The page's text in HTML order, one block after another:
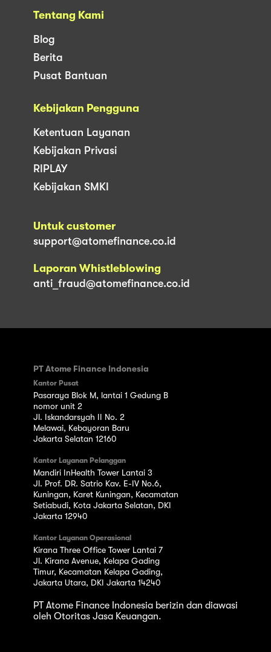
Tentang Kami
Blog
Berita
Pusat Bantuan
Kebijakan Pengguna
Ketentuan Layanan
Kebijakan Privasi
RIPLAY
Kebijakan SMKI
Untuk customer
support@atomefinance.co.id
Laporan Whistleblowing
anti_fraud@atomefinance.co.id
PT Atome Finance Indonesia
Kantor Pusat
Pasaraya Blok M, lantai 1 Gedung B
nomor unit 2
Jl. Iskandarsyah II No. 2
Melawai, Kebayoran Baru
Jakarta Selatan 12160
Kantor Layanan Pelanggan
Mandiri InHealth Tower Lantai 3
Jl. Prof. DR. Satrio Kav. E-IV No.6,
Kuningan, Karet Kuningan, Kecamatan
Setiabudi, Kota Jakarta Selatan, DKI
Jakarta 12940
Kantor Layanan Operasional
Kirana Three Office Tower Lantai 7
Jl. Kirana Avenue, Kelapa Gading
Timur, Kecamatan Kelapa Gading,
Jakarta Utara, DKI Jakarta 14240
PT Atome Finance Indonesia berizin dan diawasi
oleh Otoritas Jasa Keuangan.